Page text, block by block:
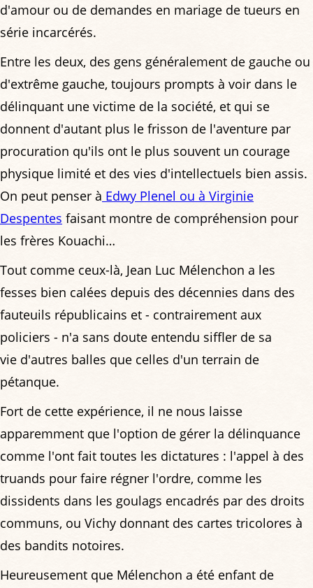
d'amour ou de demandes en mariage de tueurs en
série incarcérés.
Entre les deux, des gens généralement de gauche ou
d'extrême gauche, toujours prompts à voir dans le
délinquant une victime de la société, et qui se
donnent d'autant plus le frisson de l'aventure par
procuration qu'ils ont le plus souvent un courage
physique limité et des vies d'intellectuels bien assis.
On peut penser à Edwy Plenel ou à Virginie
Despentes faisant montre de compréhension pour
les frères Kouachi…
Tout comme ceux-là, Jean Luc Mélenchon a les
fesses bien calées depuis des décennies dans des
fauteuils républicains et - contrairement aux
policiers - n'a sans doute entendu siffler de sa
vie d'autres balles que celles d'un terrain de
pétanque.
Fort de cette expérience, il ne nous laisse
apparemment que l'option de gérer la délinquance
comme l'ont fait toutes les dictatures : l'appel à des
truands pour faire régner l'ordre, comme les
dissidents dans les goulags encadrés par des droits
communs, ou Vichy donnant des cartes tricolores à
des bandits notoires.
Heureusement que Mélenchon a été enfant de